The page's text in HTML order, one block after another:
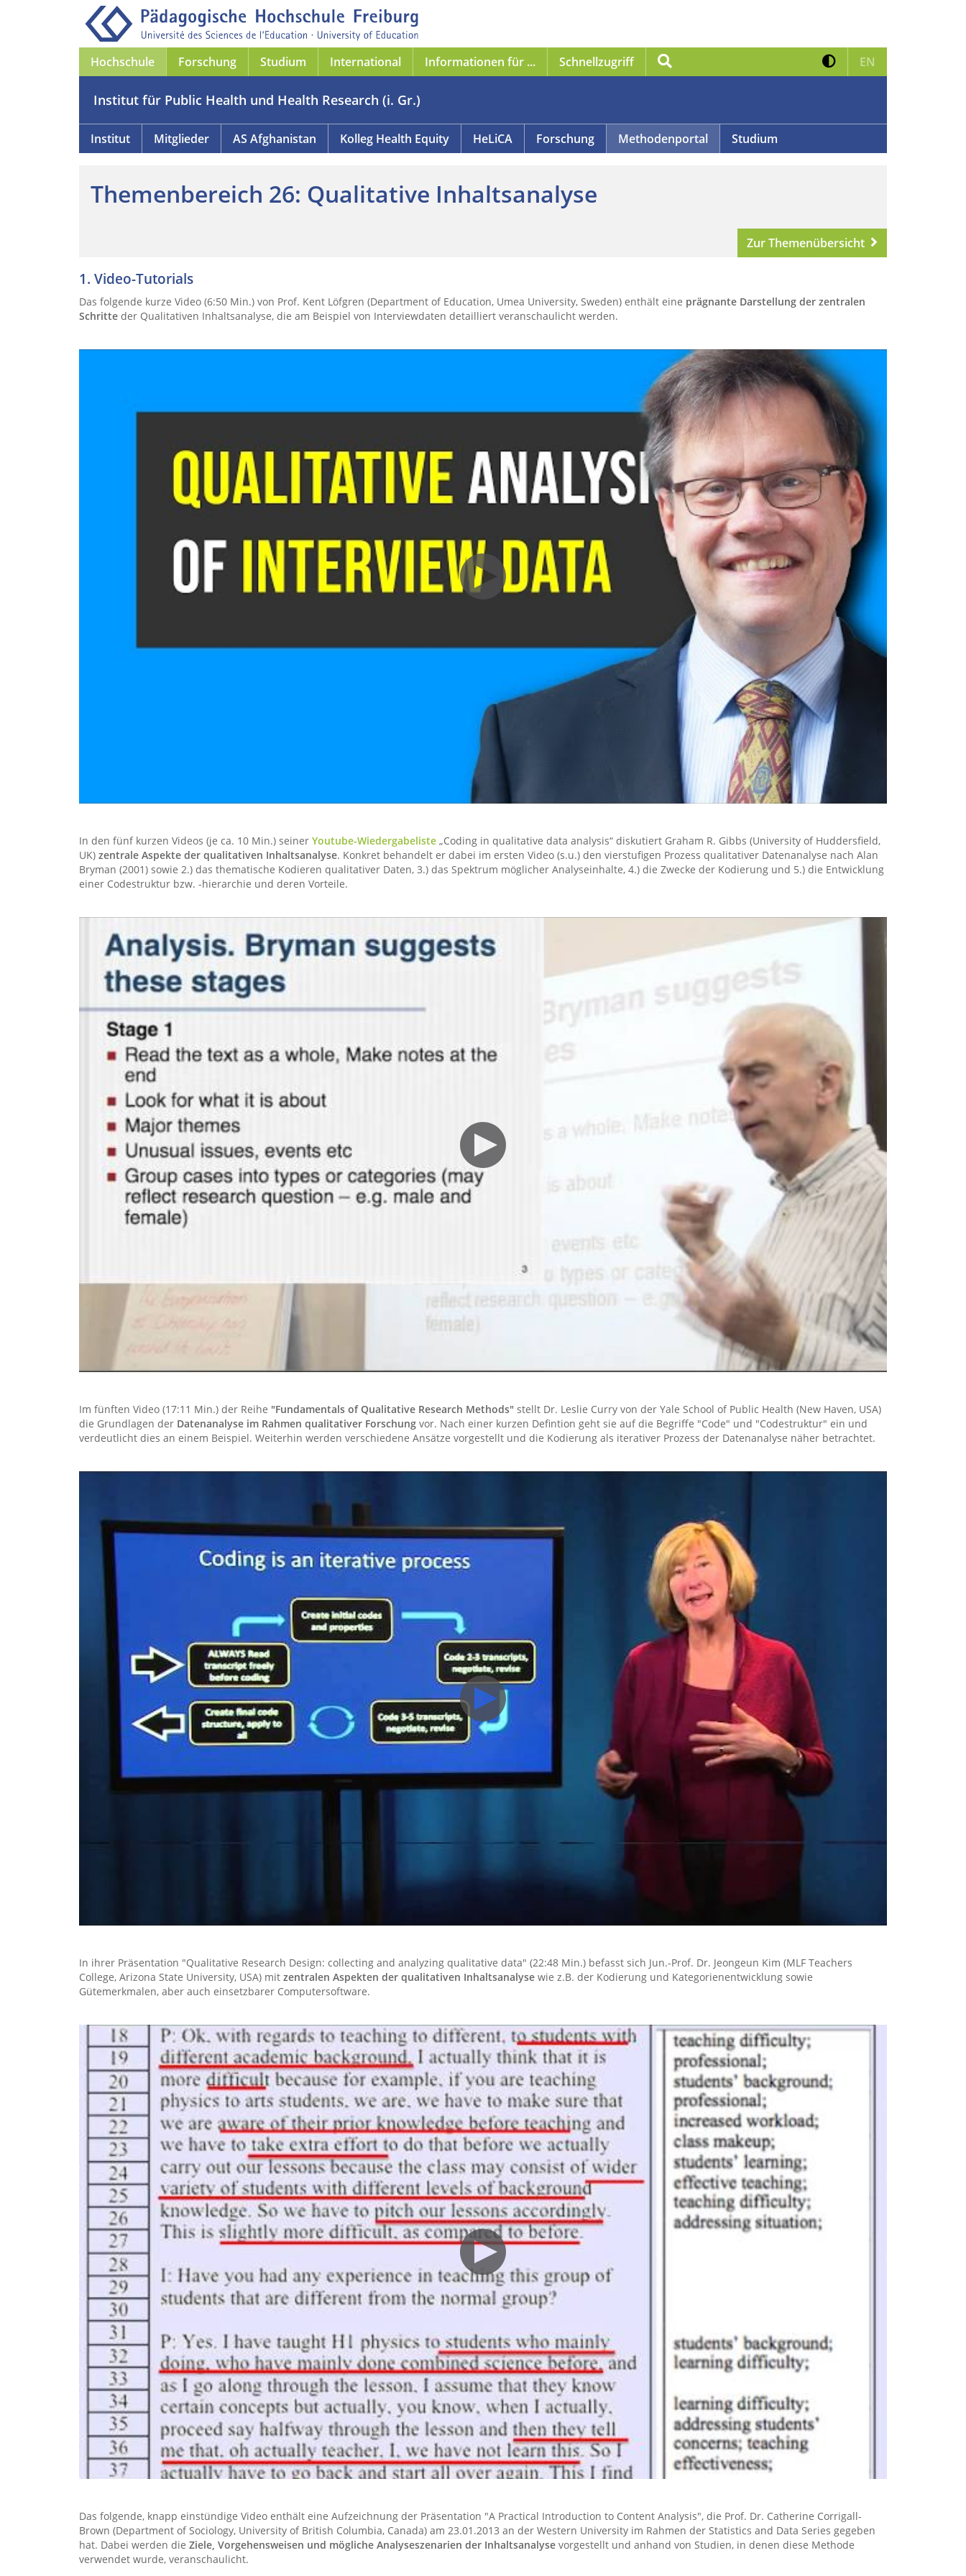
Hochschule Forschung Studium International Informationen für ... Schnellzugriff Kontrast erhöhen
EN
Institut für Public Health und Health Research (i. Gr.)
Institut Mitglieder AS Afghanistan Kolleg Health Equity HeLiCA Forschung Methodenportal Studium
Themenbereich 26: Qualitative Inhaltsanalyse
Zur Themenübersicht
1. Video-Tutorials
Das folgende kurze Video (6:50 Min.) von Prof. Kent Löfgren (Department of Education, Umea University, Sweden) enthält eine prägnante Darstellung der zentralen
Schritte der Qualitativen Inhaltsanalyse, die am Beispiel von Interviewdaten detailliert veranschaulicht werden.
In den fünf kurzen Videos (je ca. 10 Min.) seiner Youtube-Wiedergabeliste „Coding in qualitative data analysis“ diskutiert Graham R. Gibbs (University of Huddersfield,
UK) zentrale Aspekte der qualitativen Inhaltsanalyse. Konkret behandelt er dabei im ersten Video (s.u.) den vierstufigen Prozess qualitativer Datenanalyse nach Alan
Bryman (2001) sowie 2.) das thematische Kodieren qualitativer Daten, 3.) das Spektrum möglicher Analyseinhalte, 4.) die Zwecke der Kodierung und 5.) die Entwicklung
einer Codestruktur bzw. -hierarchie und deren Vorteile.
Im fünften Video (17:11 Min.) der Reihe "Fundamentals of Qualitative Research Methods" stellt Dr. Leslie Curry von der Yale School of Public Health (New Haven, USA)
die Grundlagen der Datenanalyse im Rahmen qualitativer Forschung vor. Nach einer kurzen Defintion geht sie auf die Begriffe "Code" und "Codestruktur" ein und
verdeutlicht dies an einem Beispiel. Weiterhin werden verschiedene Ansätze vorgestellt und die Kodierung als iterativer Prozess der Datenanalyse näher betrachtet.
In ihrer Präsentation "Qualitative Research Design: collecting and analyzing qualitative data" (22:48 Min.) befasst sich Jun.-Prof. Dr. Jeongeun Kim (MLF Teachers
College, Arizona State University, USA) mit zentralen Aspekten der qualitativen Inhaltsanalyse wie z.B. der Kodierung und Kategorienentwicklung sowie
Gütemerkmalen, aber auch einsetzbarer Computersoftware.
Das folgende, knapp einstündige Video enthält eine Aufzeichnung der Präsentation "A Practical Introduction to Content Analysis", die Prof. Dr. Catherine Corrigall-
Brown (Department of Sociology, University of British Columbia, Canada) am 23.01.2013 an der Western University im Rahmen der Statistics and Data Series gegeben
hat. Dabei werden die Ziele, Vorgehensweisen und mögliche Analyseszenarien der Inhaltsanalyse vorgestellt und anhand von Studien, in denen diese Methode
verwendet wurde, veranschaulicht.